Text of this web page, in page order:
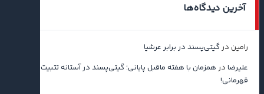
آخرین دیدگاه‌ها
رامین در گیتی‌پسند در برابر عرشیا
علیرضا در همزمان با هفته ماقبل پایانی؛ گیتی‌پسند در آستانه تثبیت
قهرمانی!